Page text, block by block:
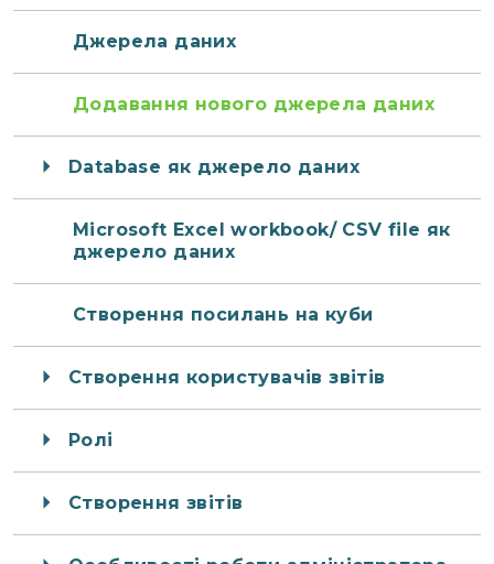
Джерела даних
Додавання нового джерела даних
Database як джерело даних
Microsoft Excel workbook/ CSV file як
джерело даних
Створення посилань на куби
Створення користувачів звітів
Ролі
Створення звітів